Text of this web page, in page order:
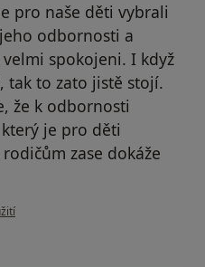
pro naše děti vybrali
odbornosti a
spokojeni. I když
tak to zato jistě stojí.
že k odbornosti
je pro děti
zase dokáže
Váš účet byl odstraněn